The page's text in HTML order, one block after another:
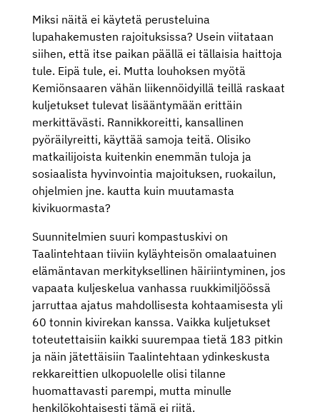
Miksi näitä ei käytetä perusteluina
lupahakemusten rajoituksissa? Usein viitataan
siihen, että itse paikan päällä ei tällaisia haittoja
tule. Eipä tule, ei. Mutta louhoksen myötä
Kemiönsaaren vähän liikennöidyillä teillä raskaat
kuljetukset tulevat lisääntymään erittäin
merkittävästi. Rannikkoreitti, kansallinen
pyöräilyreitti, käyttää samoja teitä. Olisiko
matkailijoista kuitenkin enemmän tuloja ja
sosiaalista hyvinvointia majoituksen, ruokailun,
ohjelmien jne. kautta kuin muutamasta
kivikuormasta?
Suunnitelmien suuri kompastuskivi on
Taalintehtaan tiiviin kyläyhteisön omalaatuinen
elämäntavan merkityksellinen häiriintyminen, jos
vapaata kuljeskelua vanhassa ruukkimiljöössä
jarruttaa ajatus mahdollisesta kohtaamisesta yli
60 tonnin kivirekan kanssa. Vaikka kuljetukset
toteutettaisiin kaikki suurempaa tietä 183 pitkin
ja näin jätettäisiin Taalintehtaan ydinkeskusta
rekkareittien ulkopuolelle olisi tilanne
huomattavasti parempi, mutta minulle
henkilökohtaisesti tämä ei riitä.